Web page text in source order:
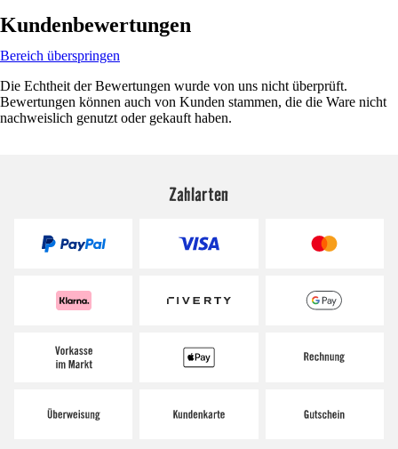
Kundenbewertungen
Bereich überspringen
Die Echtheit der Bewertungen wurde von uns nicht überprüft.
Bewertungen können auch von Kunden stammen, die die Ware nicht
nachweislich genutzt oder gekauft haben.
Zahlarten